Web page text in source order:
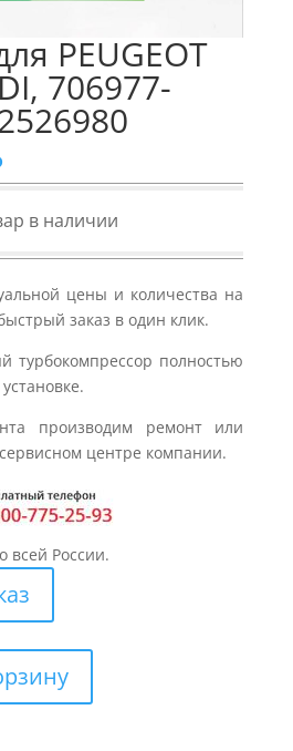
PEUGEOT
706977-
в наличии
цены и количества на
заказ в один клик.
турбокомпрессор полностью
производим ремонт или
центре компании.
всей России.